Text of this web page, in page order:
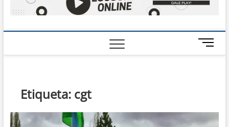
B
o
m
Etiqueta: cgt